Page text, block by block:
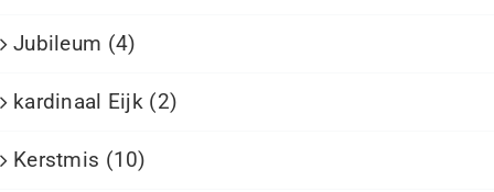
Jubileum (4)
kardinaal Eijk (2)
Kerstmis (10)